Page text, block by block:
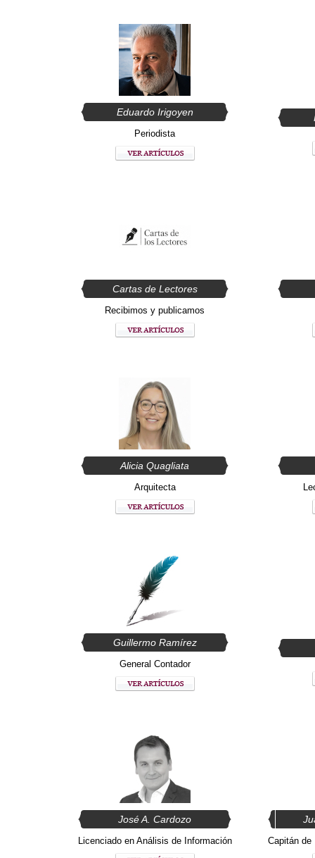
Eduardo Irigoyen
Periodista
Cartas de Lectores
Recibimos y publicamos
Alicia Quagliata
Arquitecta
Guillermo Ramírez
General Contador
José A. Cardozo
Licenciado en Análisis de Información Capitán de